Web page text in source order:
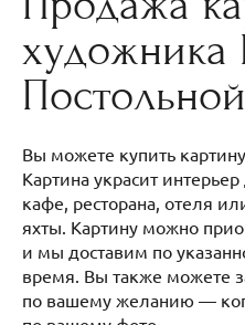
художника
Постольной
Вы можете купить
Картина украсит
кафе, ресторана, отеля
яхты. Картину можно
и мы доставим по
время. Вы также можете
по вашему желанию —